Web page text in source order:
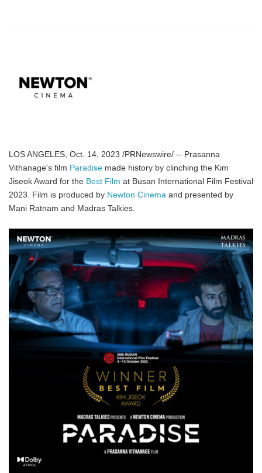
LOS ANGELES, Oct. 14, 2023 /PRNewswire/ -- Prasanna
Vithanage's film Paradise made history by clinching the Kim
Jiseok Award for the Best Film at Busan International Film Festival
2023. Film is produced by Newton Cinema and presented by
Mani Ratnam and Madras Talkies.